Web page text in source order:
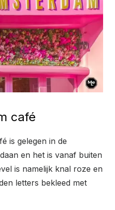
café
is gelegen in de
en het is vanaf buiten
is namelijk knal roze en
letters bekleed met